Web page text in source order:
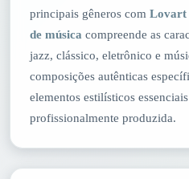
principais gêneros com Lovart
de música compreende as
jazz, clássico, eletrônico e
composições autênticas
elementos estilísticos
profissionalmente produzida.